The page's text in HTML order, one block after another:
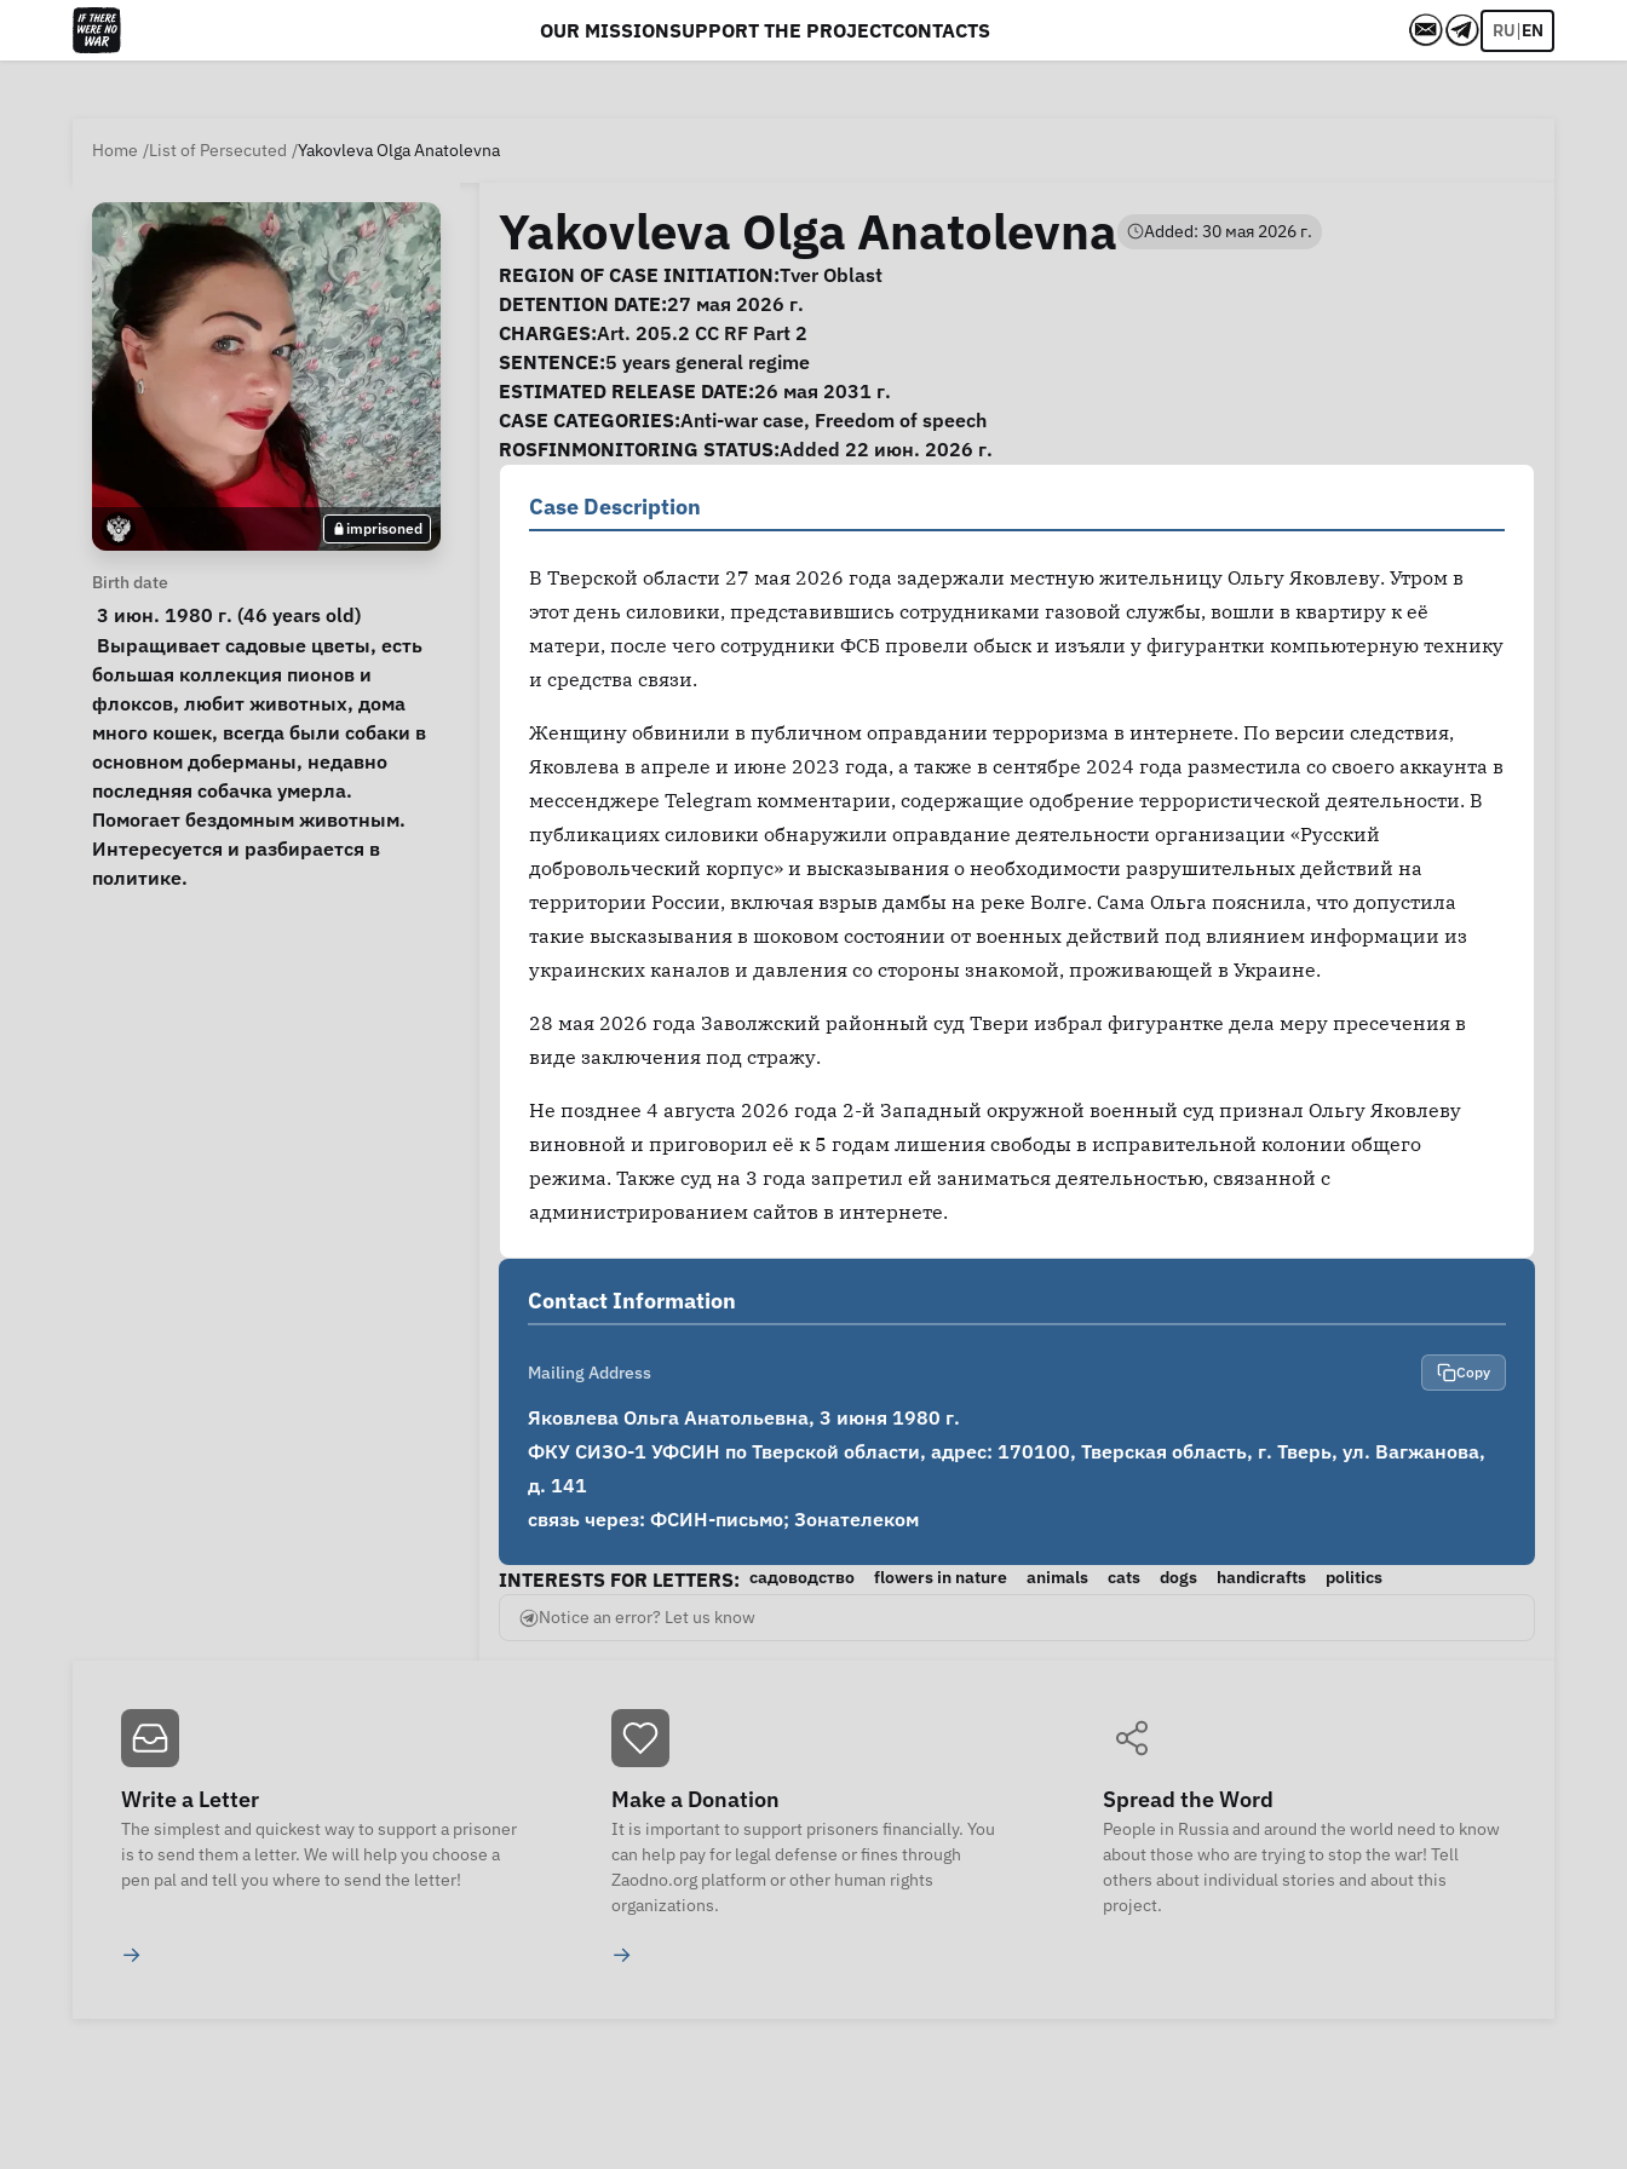
OUR MISSIONSUPPORT THE PROJECTCONTACTS RU|EN
Home List of Persecuted Yakovleva Olga Anatolevna
imprisoned
Personal Information
Birth date
3 июн. 1980 г. (46 years old)
Notes
большая коллекция пионов и
флоксов, любит животных, дома
много кошек, всегда были собаки в
основном доберманы, недавно
последняя собачка умерла.
Помогает бездомным животным.
Интересуется и разбирается в
политике.
Yakovleva Olga Anatolevna Added: 30 мая 2026 г.
Case Information
REGION OF CASE INITIATION:Tver Oblast
DETENTION DATE:27 мая 2026 г.
CHARGES:Art. 205.2 CC RF Part 2
SENTENCE:5 years general regime
ESTIMATED RELEASE DATE:26 мая 2031 г.
CASE CATEGORIES:Anti-war case, Freedom of speech
ROSFINMONITORING STATUS:Added 22 июн. 2026 г.
Case Description
В Тверской области 27 мая 2026 года задержали местную жительницу Ольгу Яковлеву. Утром в
этот день силовики, представившись сотрудниками газовой службы, вошли в квартиру к её
матери, после чего сотрудники ФСБ провели обыск и изъяли у фигурантки компьютерную технику
и средства связи.
Женщину обвинили в публичном оправдании терроризма в интернете. По версии следствия,
Яковлева в апреле и июне 2023 года, а также в сентябре 2024 года разместила со своего аккаунта в
мессенджере Telegram комментарии, содержащие одобрение террористической деятельности. В
публикациях силовики обнаружили оправдание деятельности организации «Русский
добровольческий корпус» и высказывания о необходимости разрушительных действий на
территории России, включая взрыв дамбы на реке Волге. Сама Ольга пояснила, что допустила
такие высказывания в шоковом состоянии от военных действий под влиянием информации из
украинских каналов и давления со стороны знакомой, проживающей в Украине.
28 мая 2026 года Заволжский районный суд Твери избрал фигурантке дела меру пресечения в
виде заключения под стражу.
Не позднее 4 августа 2026 года 2-й Западный окружной военный суд признал Ольгу Яковлеву
виновной и приговорил её к 5 годам лишения свободы в исправительной колонии общего
режима. Также суд на 3 года запретил ей заниматься деятельностью, связанной с
администрированием сайтов в интернете.
Contact Information
Mailing Address Copy
Яковлева Ольга Анатольевна, 3 июня 1980 г.
ФКУ СИЗО-1 УФСИН по Тверской области, адрес: 170100, Тверская область, г. Тверь, ул. Вагжанова,
д. 141
связь через: ФСИН-письмо; Зонателеком
INTERESTS FOR LETTERS: садоводство flowers in nature animals cats dogs handicrafts
politics
Notice an error? Let us know
Write a Letter
The simplest and quickest way to support a prisoner
is to send them a letter. We will help you choose a
pen pal and tell you where to send the letter!
→
Make a Donation
It is important to support prisoners financially. You
can help pay for legal defense or fines through
Zaodno.org platform or other human rights
organizations.
→
Spread the Word
People in Russia and around the world need to know
about those who are trying to stop the war! Tell
others about individual stories and about this
project.